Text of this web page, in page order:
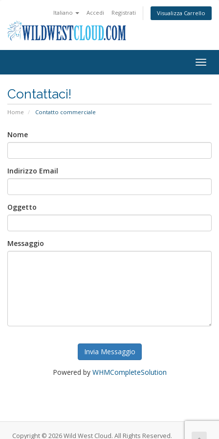
Italiano Accedi Registrati Visualizza Carrello
Contattaci!
Home Contatto commerciale
Nome
Indirizzo Email
Oggetto
Messaggio
Invia Messaggio
Powered by WHMCompleteSolution
Copyright © 2026 Wild West Cloud. All Rights Reserved.